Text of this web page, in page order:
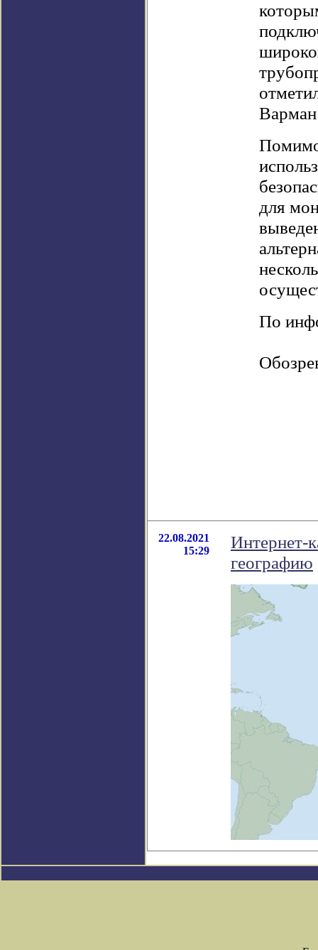
Помимо
для
По
22.08.2021
15:29
Интернет-
географию